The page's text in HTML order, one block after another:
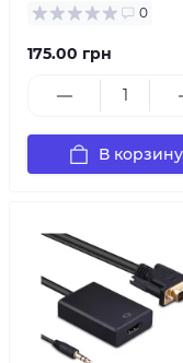
0
175.00 грн
В корзину